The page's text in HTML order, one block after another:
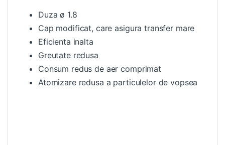
Duza ø 1.8
Cap modificat, care asigura transfer mare
Eficienta inalta
Greutate redusa
Consum redus de aer comprimat
Atomizare redusa a particulelor de vopsea